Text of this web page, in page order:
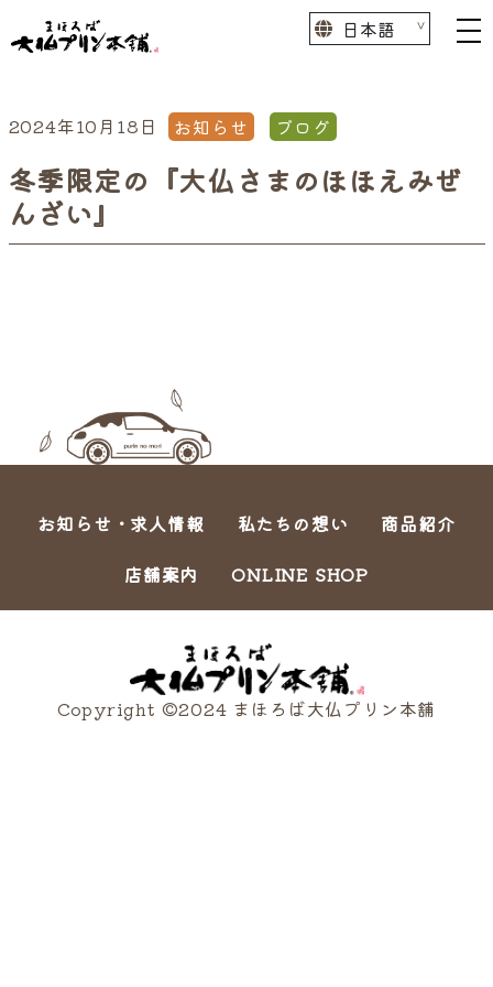
2024年10月18日 お知らせ ブログ
冬季限定の『大仏さまのほほえみぜ
んざい』
お知らせ・求人情報 私たちの想い
商品紹介
店舗案内
ONLINE SHOP
Copyright ©2024 まほろば大仏プリン本舗